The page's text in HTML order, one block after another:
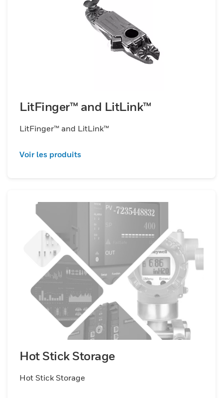
LitFinger™ and LitLink™
LitFinger™ and LitLink™
Voir les produits
Hot Stick Storage
Hot Stick Storage